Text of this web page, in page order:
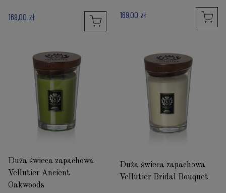
169,00 zł 169,00 zł
Duża świeca zapachowa
Vellutier Ancient
Oakwoods
Duża świeca zapachowa
Vellutier Bridal Bouquet